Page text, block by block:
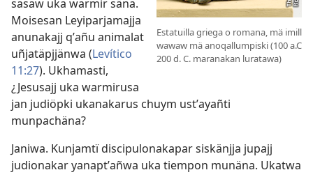
Estatuilla griega o romana, mä imill
wawaw mä anoqallumpiski (100 a.C
200 d. C. maranakan luratawa)
sasaw uka warmir säna.
Moisesan Leyiparjamajja
anunakajj qʼañu animalat
uñjatäpjjänwa (Levítico
11:27). Ukhamasti,
¿Jesusajj uka warmirusa
jan judiöpki ukanakarus chuym ustʼayañti
munpachäna?
Janiwa. Kunjamtï discipulonakapar siskänjja jupajj
judionakar yanaptʼañwa uka tiempon munäna. Ukatwa